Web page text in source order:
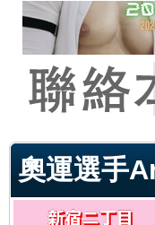
奧運選手